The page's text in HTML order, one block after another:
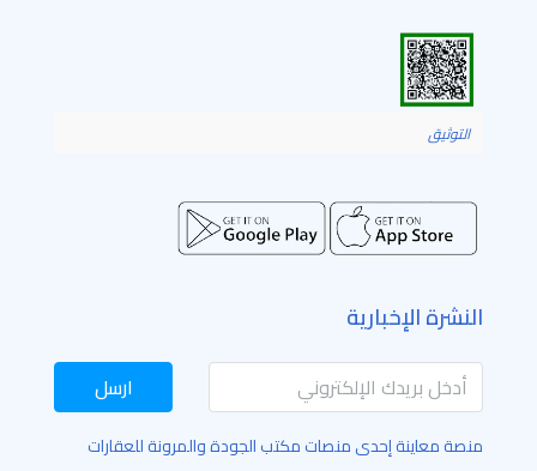
التوثيق
النشرة الإخبارية
ارسل
منصة معاينة إحدى منصات مكتب الجودة والمرونة للعقارات